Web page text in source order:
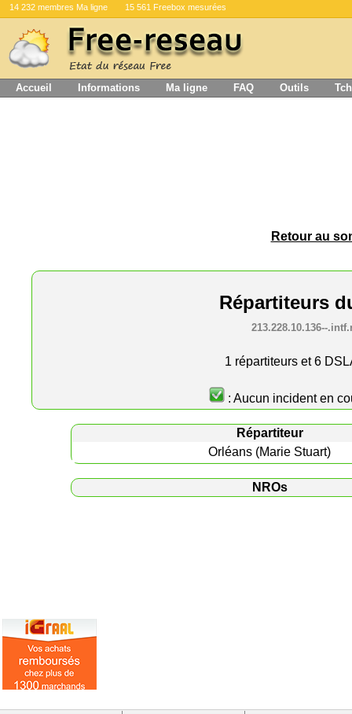
14 232 membres Ma ligne 15 561 Freebox mesurées
Accueil Informations Ma ligne FAQ Outils
Retour au
Répartiteurs
213.228.10.136--
1 répartiteurs et 6
: Aucun incident en
Répartiteur
Orléans (Marie Stuart)
NROs